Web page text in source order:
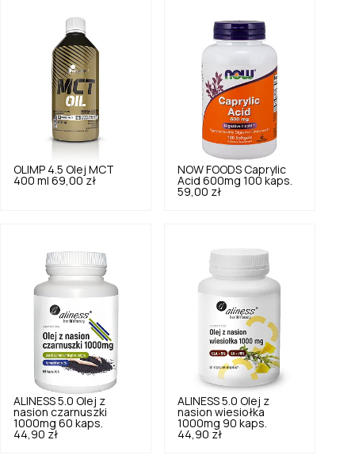
OLIMP 4.5 Olej MCT
400 ml 69,00 zł
NOW FOODS Caprylic
Acid 600mg 100 kaps.
59,00 zł
ALINESS 5.0 Olej z
nasion czarnuszki
1000mg 60 kaps.
44,90 zł
ALINESS 5.0 Olej z
nasion wiesiołka
1000mg 90 kaps.
44,90 zł